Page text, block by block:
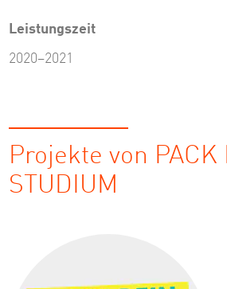
Leistungszeit
2020–2021
Projekte von PACK
STUDIUM